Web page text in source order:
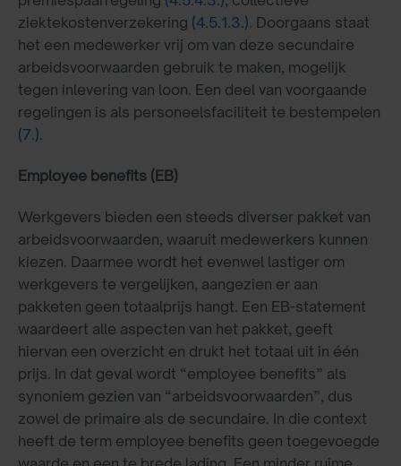
ziektekostenverzekering (4.5.1.3.). Doorgaans staat
het een medewerker vrij om van deze secundaire
arbeidsvoorwaarden gebruik te maken, mogelijk
tegen inlevering van loon. Een deel van voorgaande
regelingen is als personeelsfaciliteit te bestempelen
(7.).
Employee benefits (EB)
Werkgevers bieden een steeds diverser pakket van
arbeidsvoorwaarden, waaruit medewerkers kunnen
kiezen. Daarmee wordt het evenwel lastiger om
werkgevers te vergelijken, aangezien er aan
pakketen geen totaalprijs hangt. Een EB-statement
waardeert alle aspecten van het pakket, geeft
hiervan een overzicht en drukt het totaal uit in één
prijs. In dat geval wordt “employee benefits” als
synoniem gezien van “arbeidsvoorwaarden”, dus
zowel de primaire als de secundaire. In die context
heeft de term employee benefits geen toegevoegde